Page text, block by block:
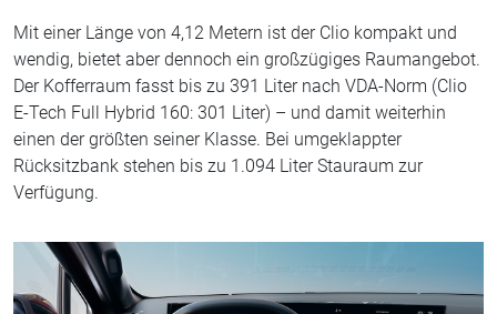
Mit einer Länge von 4,12 Metern ist der Clio kompakt und
wendig, bietet aber dennoch ein großzügiges Raumangebot.
Der Kofferraum fasst bis zu 391 Liter nach VDA-Norm (Clio
E-Tech Full Hybrid 160: 301 Liter) – und damit weiterhin
einen der größten seiner Klasse. Bei umgeklappter
Rücksitzbank stehen bis zu 1.094 Liter Stauraum zur
Verfügung.